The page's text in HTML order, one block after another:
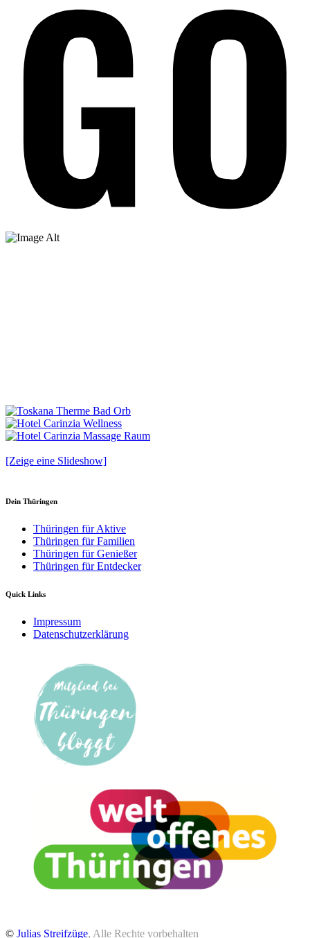
[Zeige eine Slideshow]
Dein Thüringen
Thüringen für Aktive
Thüringen für Familien
Thüringen für Genießer
Thüringen für Entdecker
Quick Links
Impressum
Datenschutzerklärung
© Julias Streifzüge, Alle Rechte vorbehalten